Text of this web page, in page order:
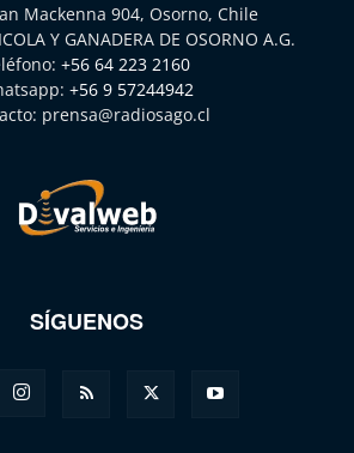
Mackenna 904, Osorno, Chile
Y GANADERA DE OSORNO A.G.
+56 64 223 2160
+56 9 57244942
prensa@radiosago.cl
SÍGUENOS